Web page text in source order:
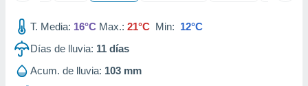
mediante
T. Media: 16°C Max.: 21°C Min: 12°C
Días de lluvia: 11 días
Acum. de lluvia: 103 mm